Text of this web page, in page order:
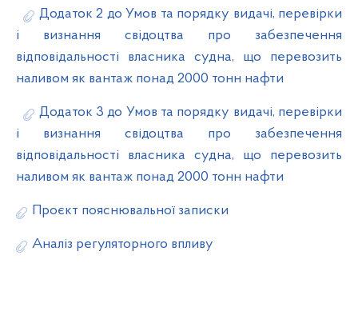
Додаток 2 до Умов та порядку видачі, перевірки
і визнання свідоцтва про забезпечення
відповідальності власника судна, що перевозить
наливом як вантаж понад 2000 тонн нафти
Додаток 3 до Умов та порядку видачі, перевірки
і визнання свідоцтва про забезпечення
відповідальності власника судна, що перевозить
наливом як вантаж понад 2000 тонн нафти
Проєкт пояснювальної записки
Аналіз регуляторного впливу